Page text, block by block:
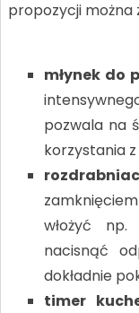
propozycji można
młynek do
pozwala na
korzystania
włożyć
nacisnąć
dokładnie
timer